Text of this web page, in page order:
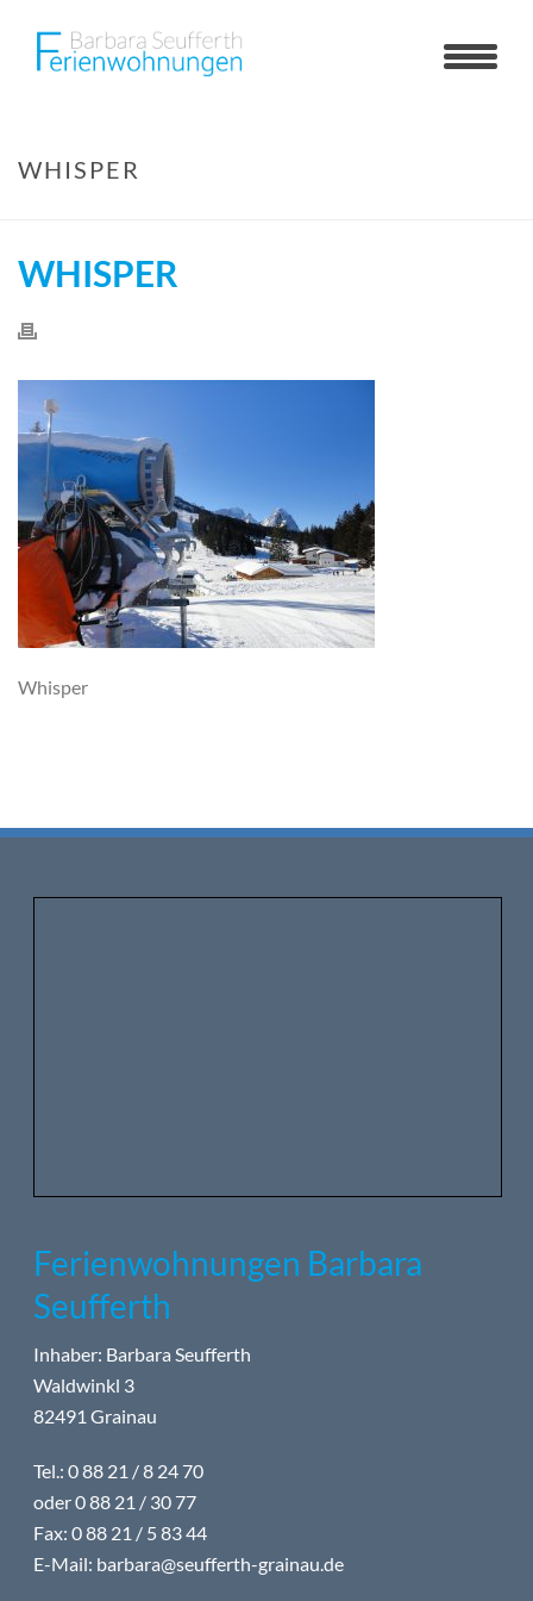
WHISPER
WHISPER
Whisper
Ferienwohnungen Barbara
Seufferth
Inhaber: Barbara Seufferth
Waldwinkl 3
82491 Grainau
Tel.: 0 88 21 / 8 24 70
oder 0 88 21 / 30 77
Fax: 0 88 21 / 5 83 44
E-Mail: barbara@seufferth-grainau.de